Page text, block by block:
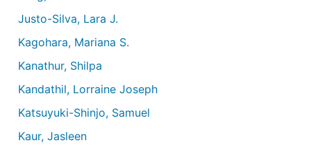
Justo-Silva, Lara J.
Kagohara, Mariana S.
Kanathur, Shilpa
Kandathil, Lorraine Joseph
Katsuyuki-Shinjo, Samuel
Kaur, Jasleen